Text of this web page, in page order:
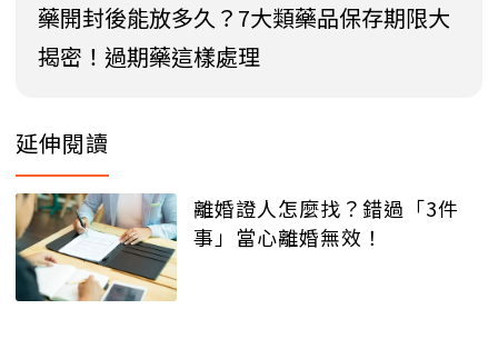
藥開封後能放多久？7大類藥品保存期限大
揭密！過期藥這樣處理
延伸閱讀
離婚證人怎麼找？錯過「3件
事」當心離婚無效！